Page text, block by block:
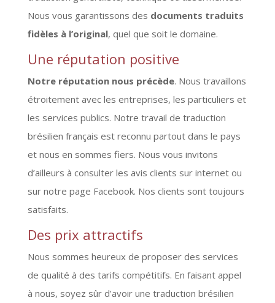
Nous vous garantissons des documents traduits
fidèles à l’original, quel que soit le domaine.
Une réputation positive
Notre réputation nous précède. Nous travaillons
étroitement avec les entreprises, les particuliers et
les services publics. Notre travail de traduction
brésilien français est reconnu partout dans le pays
et nous en sommes fiers. Nous vous invitons
d’ailleurs à consulter les avis clients sur internet ou
sur notre page Facebook. Nos clients sont toujours
satisfaits.
Des prix attractifs
Nous sommes heureux de proposer des services
de qualité à des tarifs compétitifs. En faisant appel
à nous, soyez sûr d’avoir une traduction brésilien